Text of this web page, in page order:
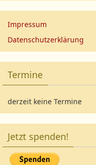
Impressum
Datenschutzerklärung
Termine
derzeit keine Termine
Jetzt spenden!